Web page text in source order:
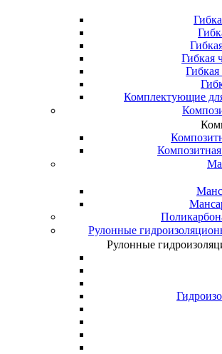
Гибкая
Комплектующие
Рулонные
Рулонные